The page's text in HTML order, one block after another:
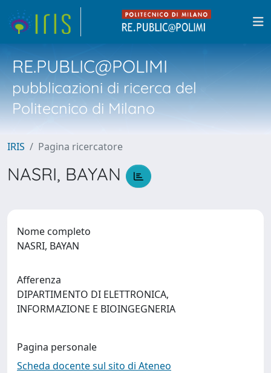
RE.PUBLIC@POLIMI
pubblicazioni di ricerca del
Politecnico di Milano
IRIS Pagina ricercatore
NASRI, BAYAN
Nome completo
NASRI, BAYAN
Afferenza
DIPARTIMENTO DI ELETTRONICA,
INFORMAZIONE E BIOINGEGNERIA
Pagina personale
Scheda docente sul sito di Ateneo